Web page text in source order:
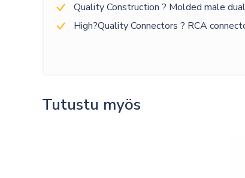
Quality Construction ? Molded male
High?Quality Connectors ? RCA
Tutustu myös